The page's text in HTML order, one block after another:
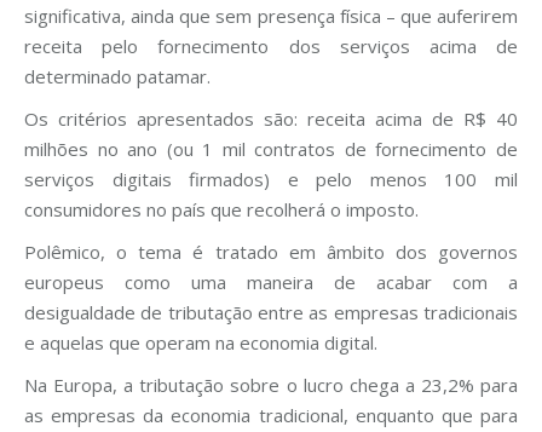
significativa, ainda que sem presença física – que auferirem
receita pelo fornecimento dos serviços acima de
determinado patamar.
Os critérios apresentados são: receita acima de R$ 40
milhões no ano (ou 1 mil contratos de fornecimento de
serviços digitais firmados) e pelo menos 100 mil
consumidores no país que recolherá o imposto.
Polêmico, o tema é tratado em âmbito dos governos
europeus como uma maneira de acabar com a
desigualdade de tributação entre as empresas tradicionais
e aquelas que operam na economia digital.
Na Europa, a tributação sobre o lucro chega a 23,2% para
as empresas da economia tradicional, enquanto que para